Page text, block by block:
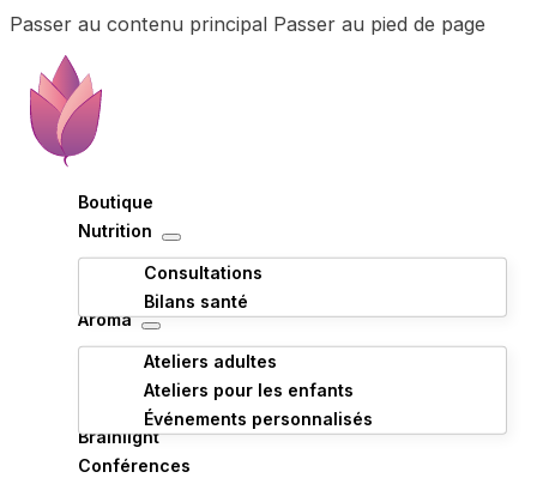
Passer au contenu principal Passer au pied de page
Boutique
Nutrition
Consultations
Bilans santé
Aroma
Ateliers adultes
Ateliers pour les enfants
Événements personnalisés
Brainlight
Conférences